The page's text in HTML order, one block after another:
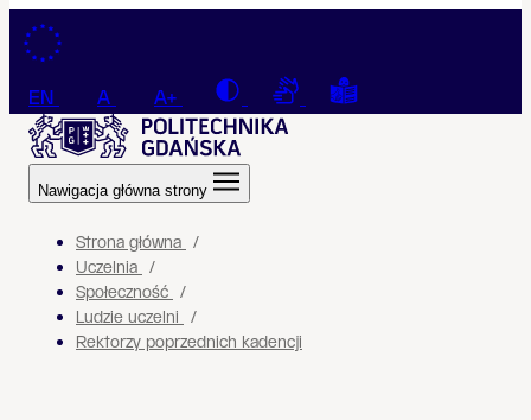
Przejdź do treści
EN A A+ Contrast Connection with a sign
Tekst łatwy do
Nawigacja główna strony
Strona główna
Uczelnia
Społeczność
Ludzie uczelni
Rektorzy poprzednich kadencji